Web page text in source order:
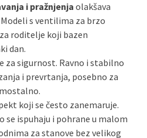
i pražnjenja olakšava
s ventilima za brzo
roditelje koji bazen
dan.
za sigurnost. Ravno i stabilno
i prevrtanja, posebno za
koji se često zanemaruje.
se ispuhaju i pohrane u malom
za stanove bez velikog